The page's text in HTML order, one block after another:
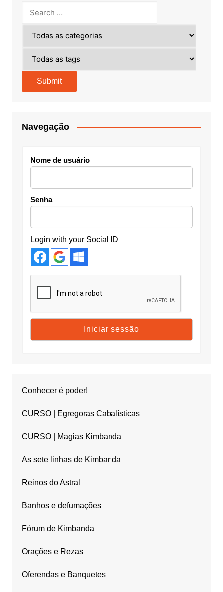
Navegação
Nome de usuário
Senha
Login with your Social ID
Conhecer é poder!
CURSO | Egregoras Cabalísticas
CURSO | Magias Kimbanda
As sete linhas de Kimbanda
Reinos do Astral
Banhos e defumações
Fórum de Kimbanda
Orações e Rezas
Oferendas e Banquetes